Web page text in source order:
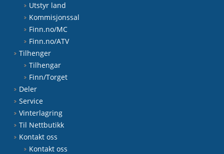
Utstyr land
Kommisjonssal
Finn.no/MC
Finn.no/ATV
Tilhenger
Tilhengar
Finn/Torget
Deler
Service
Vinterlagring
Til Nettbutikk
Kontakt oss
Kontakt oss